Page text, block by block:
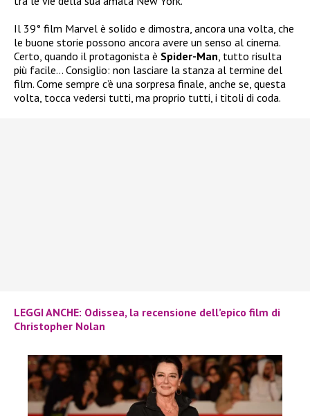
Il 39° film Marvel è solido e dimostra, ancora una volta, che
le buone storie possono ancora avere un senso al cinema.
Certo, quando il protagonista è Spider-Man, tutto risulta
più facile… Consiglio: non lasciare la stanza al termine del
film. Come sempre c’è una sorpresa finale, anche se, questa
volta, tocca vedersi tutti, ma proprio tutti, i titoli di coda.
LEGGI ANCHE: Odissea, la recensione dell’epico film di
Christopher Nolan